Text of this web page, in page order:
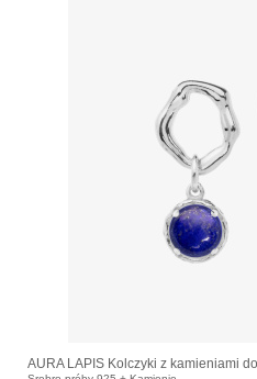
AURA LAPIS Kolczyki z kamieniami